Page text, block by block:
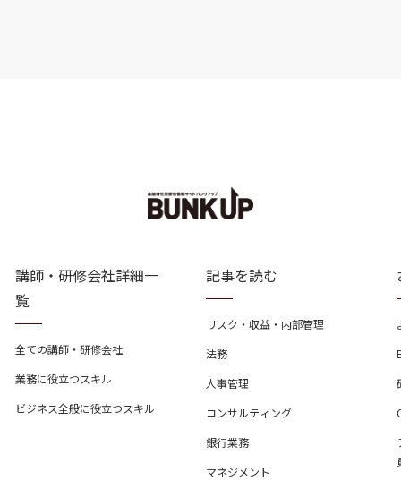
講師・研修会社詳細一
覧
全ての講師・研修会社
業務に役立つスキル
ビジネス全般に役立つスキル
記事を読む
リスク・収益・内部管理
法務
人事管理
コンサルティング
銀行業務
マネジメント